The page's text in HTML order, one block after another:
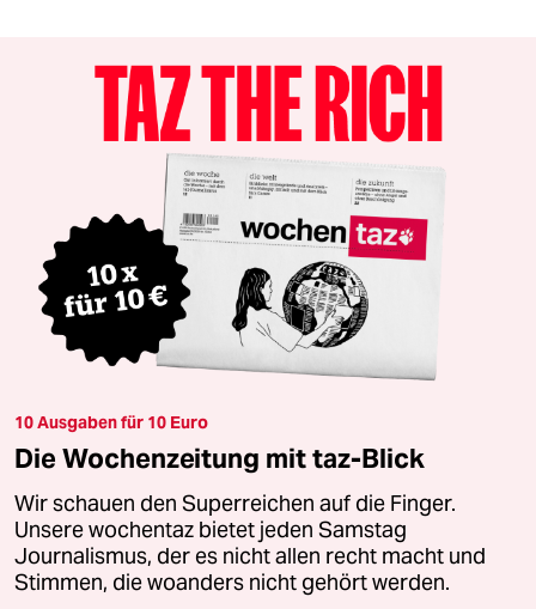
10 Ausgaben für 10 Euro
Die Wochenzeitung mit taz-Blick
Wir schauen den Superreichen auf die Finger.
Unsere wochentaz bietet jeden Samstag
Journalismus, der es nicht allen recht macht und
Stimmen, die woanders nicht gehört werden.